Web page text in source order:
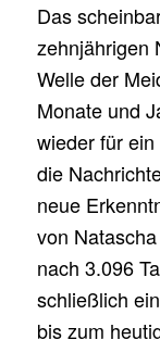
Das
zehnjährigen
Welle der
Monate und
wieder für
die
neue
von
nach 3.096
schließlich
bis zum